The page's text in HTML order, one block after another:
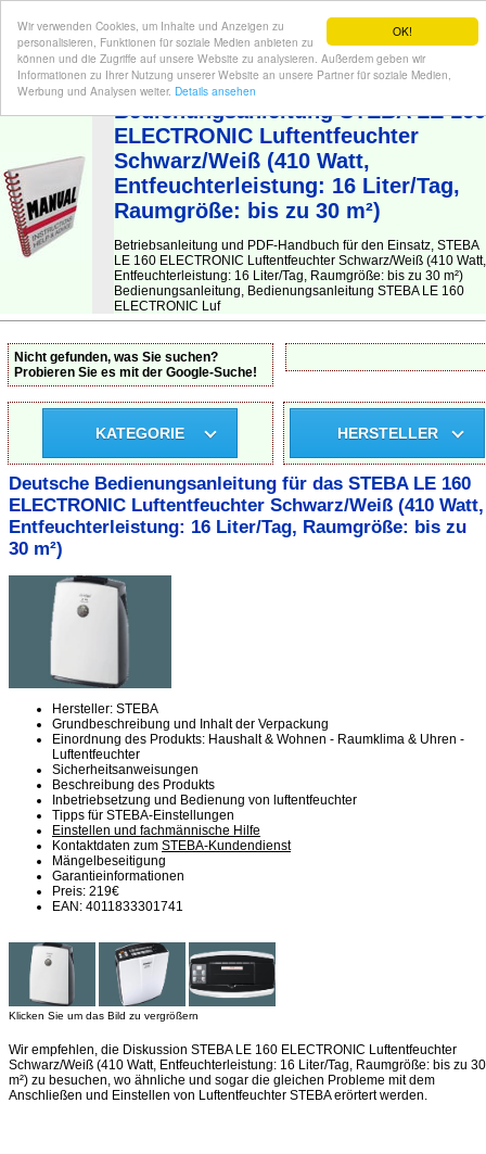
OK!
Wir verwenden Cookies, um Inhalte und Anzeigen zu
personalisieren, Funktionen für soziale Medien anbieten zu
können und die Zugriffe auf unsere Website zu analysieren. Außerdem geben wir
Informationen zu Ihrer Nutzung unserer Website an unsere Partner für soziale Medien,
Werbung und Analysen weiter. Details ansehen
BEDIENUNGSANLEITUNG| Hier finden Sie die deutsche Anleitung!
Bedienungsanleitung STEBA LE 160
ELECTRONIC Luftentfeuchter
Schwarz/Weiß (410 Watt,
Entfeuchterleistung: 16 Liter/Tag,
Raumgröße: bis zu 30 m²)
Betriebsanleitung und PDF-Handbuch für den Einsatz, STEBA
LE 160 ELECTRONIC Luftentfeuchter Schwarz/Weiß (410 Watt,
Entfeuchterleistung: 16 Liter/Tag, Raumgröße: bis zu 30 m²)
Bedienungsanleitung, Bedienungsanleitung STEBA LE 160
ELECTRONIC Luf
Nicht gefunden, was Sie suchen?
Probieren Sie es mit der Google-Suche!
KATEGORIE HERSTELLER
Deutsche Bedienungsanleitung für das STEBA LE 160
ELECTRONIC Luftentfeuchter Schwarz/Weiß (410 Watt,
Entfeuchterleistung: 16 Liter/Tag, Raumgröße: bis zu
30 m²)
Hersteller: STEBA
Grundbeschreibung und Inhalt der Verpackung
Einordnung des Produkts: Haushalt & Wohnen - Raumklima & Uhren -
Luftentfeuchter
Sicherheitsanweisungen
Beschreibung des Produkts
Inbetriebsetzung und Bedienung von luftentfeuchter
Tipps für STEBA-Einstellungen
Einstellen und fachmännische Hilfe
Kontaktdaten zum STEBA-Kundendienst
Mängelbeseitigung
Garantieinformationen
Preis: 219€
EAN: 4011833301741
Klicken Sie um das Bild zu vergrößern
Wir empfehlen, die Diskussion STEBA LE 160 ELECTRONIC Luftentfeuchter
Schwarz/Weiß (410 Watt, Entfeuchterleistung: 16 Liter/Tag, Raumgröße: bis zu 30
m²) zu besuchen, wo ähnliche und sogar die gleichen Probleme mit dem
Anschließen und Einstellen von Luftentfeuchter STEBA erörtert werden.